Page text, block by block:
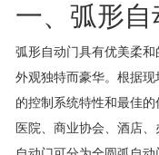
一、弧形
弧形自动门具有优美柔
外观独特而豪华。根据
的控制系统特性和最佳的
医院、商业协会、酒店